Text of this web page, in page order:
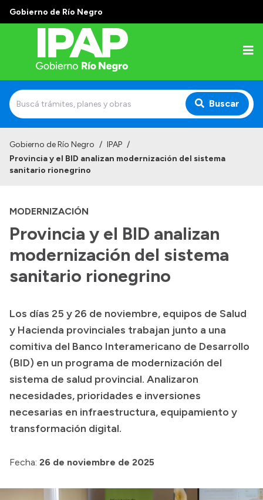
Gobierno de Río Negro
Buscar
Institucional
Autoridades
Alumnos
Docentes y Capacitadores
Delegaciones
Accesos directos
SIU GUARANÍ
SECUNDARIO
TECNICATURAS
CAPACITACIONES
Gobierno de Río Negro / IPAP /
Provincia y el BID analizan modernización del sistema
sanitario rionegrino
MODERNIZACIÓN
Provincia y el BID analizan
modernización del sistema
sanitario rionegrino
Los días 25 y 26 de noviembre, equipos de Salud
y Hacienda provinciales trabajan junto a una
comitiva del Banco Interamericano de Desarrollo
(BID) en un programa de modernización del
sistema de salud provincial. Analizaron
necesidades, prioridades e inversiones
necesarias en infraestructura, equipamiento y
transformación digital.
Fecha: 26 de noviembre de 2025